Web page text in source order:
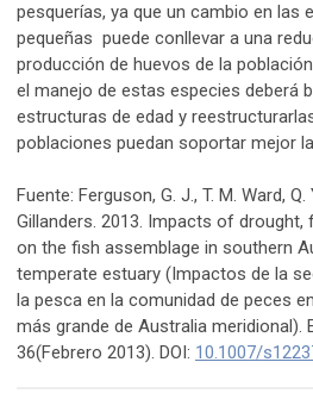
pesquerías, ya que un cambio en las
pequeñas puede conllevar a una
producción de huevos de la
el manejo de estas especies deberá
estructuras de edad y
poblaciones puedan soportar mejor
Fuente: Ferguson, G. J., T. M. Ward,
Gillanders. 2013. Impacts of drought,
on the fish assemblage in southern
temperate estuary (Impactos de la
la pesca en la comunidad de peces
más grande de Australia meridional).
36(Febrero 2013). DOI: 10.1007/